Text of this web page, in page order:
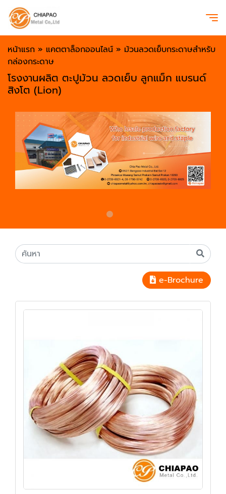
หน้าแรก » แคตตาล็อกออนไลน์ » ม้วนลวดเย็บกระดาษสำหรับ
กล่องกระดาษ
โรงงานผลิต ตะปูม้วน ลวดเย็บ ลูกแม็ก แบรนด์
สิงโต (Lion)
e-Brochure